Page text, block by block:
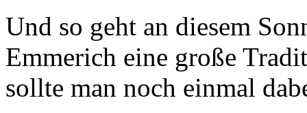
Und so geht an diesem
Emmerich eine große
sollte man noch einmal